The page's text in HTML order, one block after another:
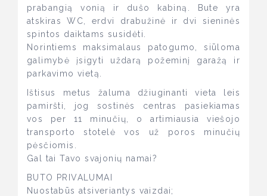
prabangią vonią ir dušo kabiną. Bute yra
atskiras WC, erdvi drabužinė ir dvi sieninės
spintos daiktams susidėti.
Norintiems maksimalaus patogumo, siūloma
galimybė įsigyti uždarą požeminį garažą ir
parkavimo vietą.
Ištisus metus žaluma džiuginanti vieta leis
pamiršti, jog sostinės centras pasiekiamas
vos per 11 minučių, o artimiausia viešojo
transporto stotelė vos už poros minučių
pėsčiomis.
Gal tai Tavo svajonių namai?
BUTO PRIVALUMAI
Nuostabūs atsiveriantys vaizdai;